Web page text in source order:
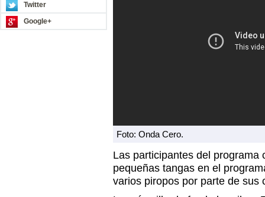
Twitter
Google+
Foto: Onda Cero.
Las participantes del programa
pequeñas tangas en el
varios piropos por parte de sus